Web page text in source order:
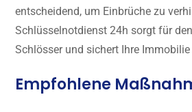
entscheidend, um Einbrüche zu
Schlüsselnotdienst 24h sorgt für
Schlösser und sichert Ihre
Empfohlene